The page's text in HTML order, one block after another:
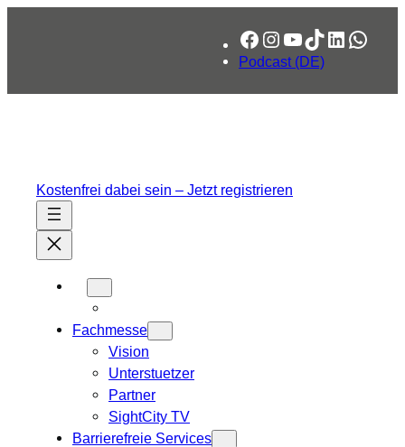
Facebook
Instagram
YouTube
TikTok
LinkedIn
Podcast (DE)
Kostenfrei dabei sein – Jetzt registrieren
Fachmesse
Vision
Unterstuetzer
Partner
SightCity TV
Barrierefreie Services